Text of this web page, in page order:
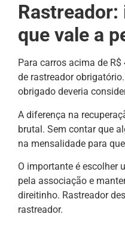
que vale a
Para carros acima de
de rastreador
obrigado deveria
A diferença na
brutal. Sem contar que
na mensalidade para
O importante é escolher
pela associação e
direitinho. Rastreador
rastreador.